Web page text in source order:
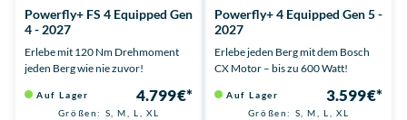
Powerfly+ FS 4 Equipped Gen
4 - 2027
Erlebe mit 120 Nm Drehmoment
jeden Berg wie nie zuvor!
Auf Lager 4.799 €*
Größen: S, M, L, XL
Powerfly+ 4 Equipped Gen 5 -
2027
Erlebe jeden Berg mit dem Bosch
CX Motor – bis zu 600 Watt!
Auf Lager 3.599 €*
Größen: S, M, L, XL